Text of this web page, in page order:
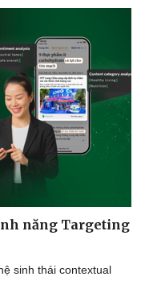
năng Targeting
sinh thái contextual